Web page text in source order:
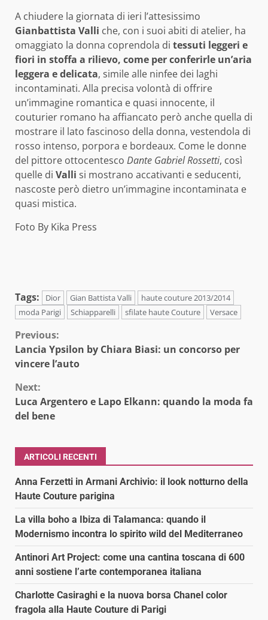
A chiudere la giornata di ieri l’attesissimo
Gianbattista Valli che, con i suoi abiti di atelier, ha
omaggiato la donna coprendola di tessuti leggeri e
fiori in stoffa a rilievo, come per conferirle un’aria
leggera e delicata, simile alle ninfee dei laghi
incontaminati. Alla precisa volontà di offrire
un’immagine romantica e quasi innocente, il
couturier romano ha affiancato però anche quella di
mostrare il lato fascinoso della donna, vestendola di
rosso intenso, porpora e bordeaux. Come le donne
del pittore ottocentesco Dante Gabriel Rossetti, così
quelle di Valli si mostrano accativanti e seducenti,
nascoste però dietro un’immagine incontaminata e
quasi mistica.
Foto By Kika Press
Tags: Dior Gian Battista Valli
haute couture 2013/2014
moda Parigi
Schiapparelli sfilate haute Couture Versace
Continue
Reading
Previous:
Lancia Ypsilon by Chiara Biasi: un concorso per
vincere l’auto
Next:
Luca Argentero e Lapo Elkann: quando la moda fa
del bene
ARTICOLI RECENTI
Anna Ferzetti in Armani Archivio: il look notturno della
Haute Couture parigina
La villa boho a Ibiza di Talamanca: quando il
Modernismo incontra lo spirito wild del Mediterraneo
Antinori Art Project: come una cantina toscana di 600
anni sostiene l’arte contemporanea italiana
Charlotte Casiraghi e la nuova borsa Chanel color
fragola alla Haute Couture di Parigi